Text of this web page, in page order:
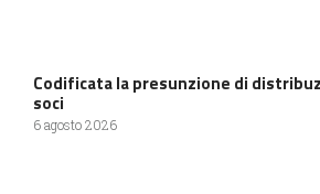
Codificata la presunzione di
soci
6 agosto 2026